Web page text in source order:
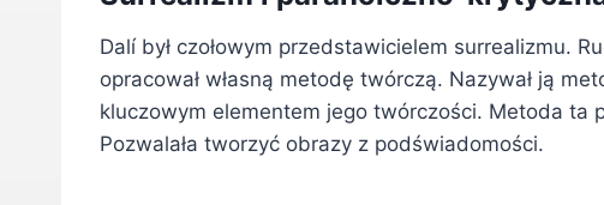
Dalí był czołowym przedstawicielem surrealizmu.
opracował własną metodę twórczą. Nazywał ją
kluczowym elementem jego twórczości. Metoda ta
Pozwalała tworzyć obrazy z podświadomości.